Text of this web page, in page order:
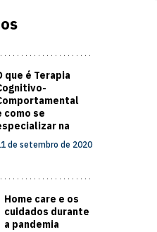
que é Terapia
como se
na
de setembro de 2020
Home care e os
cuidados durante
a pandemia